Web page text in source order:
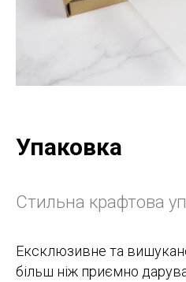
Упаковка
Стильна крафтова
Ексклюзивне та
більш ніж приємно